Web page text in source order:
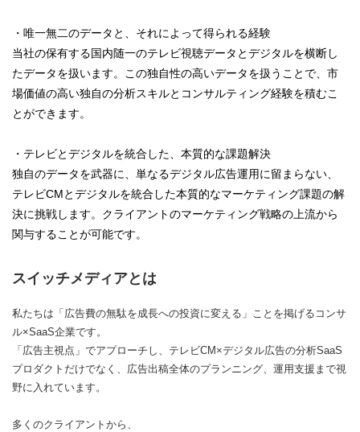
・唯一無二のデータと、それによって得られる経験
当社の保有する国内随一のテレビ視聴データとデジタルを横断し
たデータを扱います。この独自性の高いデータを扱うことで、市
場価値の高い独自の分析スキルとコンサルティング経験を積むこ
とができます。
・テレビとデジタルを統合した、本質的な課題解決
独自のデータを武器に、単なるデジタル広告運用に留まらない、
テレビCMとデジタルを統合した本質的なマーケティング課題の解
決に挑戦します。クライアントのマーケティング戦略の上流から
関与することが可能です。
スイッチメディアとは
私たちは「広告費の無駄を成長への投資に変える」ことを掲げるコンサ
ル×SaaS企業です。
「広告主視点」でアプローチし、テレビCM×デジタル広告の分析SaaS
プロダクトだけでなく、広告出稿全体のプランニング、運用支援まで視
野に入れています。
多くのクライアントから、